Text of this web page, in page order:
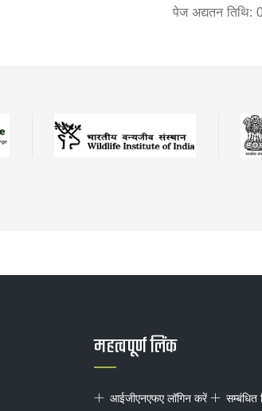
पेज अद्यतन तिथि:
महत्वपूर्ण लिंक
आईजीएनएफए लॉगिन करें सम्बंधित